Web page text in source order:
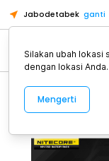
Jabodetabek ganti
Alat Kopi
Silakan ubah lokasi
dengan lokasi Anda.
Mengerti